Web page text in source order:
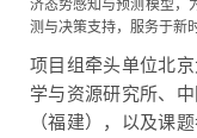
济态势感知与预测模型，
测与决策支持，服务于新
项目组牵头单位北
学与资源研究所、
（福建），以及课